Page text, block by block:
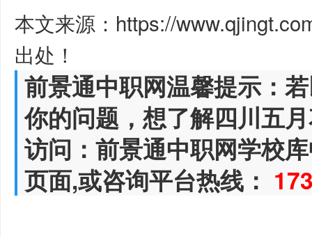
本文来源：https://
出处！
前景通中职网温馨提示：
你的问题，想了解四川五
访问：前景通中职网学校
页面,或咨询平台热线：